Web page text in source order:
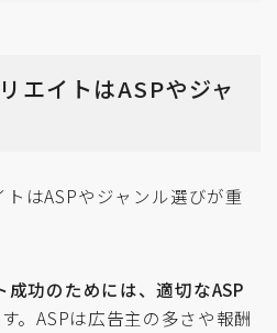
エイトはASPやジャ
功のためには、適切なASP
。ASPは広告主の多さや報酬